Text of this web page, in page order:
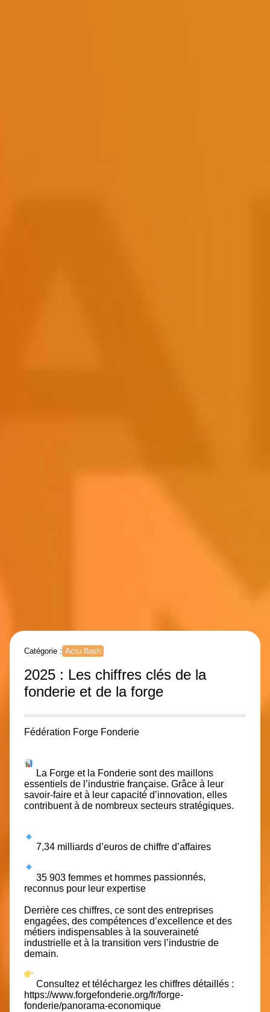
Catégorie : Actu flash
2025 : Les chiffres clés de la
fonderie et de la forge
Fédération Forge Fonderie
La Forge et la Fonderie sont des maillons
essentiels de l’industrie française. Grâce à leur
savoir-faire et à leur capacité d’innovation, elles
contribuent à de nombreux secteurs stratégiques.
7,34 milliards d’euros de chiffre d’affaires
35 903 femmes et hommes passionnés,
reconnus pour leur expertise
Derrière ces chiffres, ce sont des entreprises
engagées, des compétences d’excellence et des
métiers indispensables à la souveraineté
industrielle et à la transition vers l’industrie de
demain.
Consultez et téléchargez les chiffres détaillés :
https://www.forgefonderie.org/fr/forge-
fonderie/panorama-economique